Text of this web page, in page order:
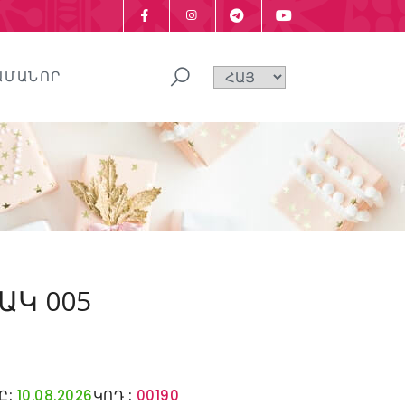
005
10.08.2026ԿՈԴ : 00190